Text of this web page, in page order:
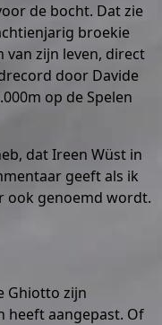
de bocht. Dat zie
broekie
van zijn leven, direct
door Davide
op de Spelen
dat Ireen Wüst in
geeft als ik
ook genoemd wordt.
Ghiotto zijn
heeft aangepast. Of